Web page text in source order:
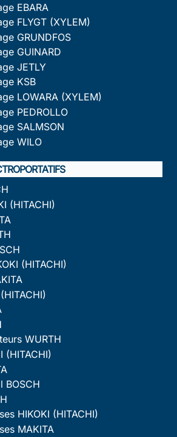
EBARA
FLYGT (XYLEM)
GRUNDFOS
GUINARD
JETLY
KSB
LOWARA (XYLEM)
PEDROLLO
SALMSON
WILO
(HITACHI)
(HITACHI)
WURTH
(HITACHI)
BOSCH
HIKOKI (HITACHI)
MAKITA